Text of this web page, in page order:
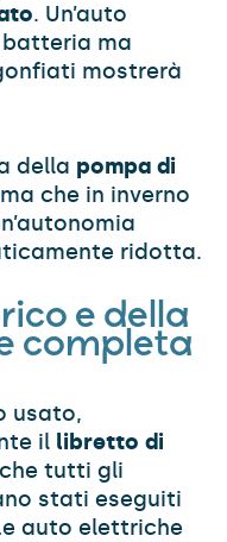
. Un’auto
ma
mostrerà
della pompa di
che in inverno
ridotta.
e della
completa
usato,
il libretto di
tutti gli
stati eseguiti
auto elettriche